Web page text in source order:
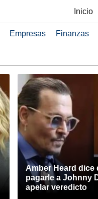
Inicio
Empresas Finanzas
Amber Heard dice
pagarle a Johnny
apelar veredicto